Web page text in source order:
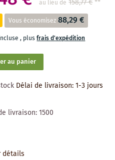
au lieu de 158,77 €**
Vous économisez 88,29 €
incluse, plusfrais d'expédition
au panier
Délai de livraison: 1-3 jours
livraison:1500
détails